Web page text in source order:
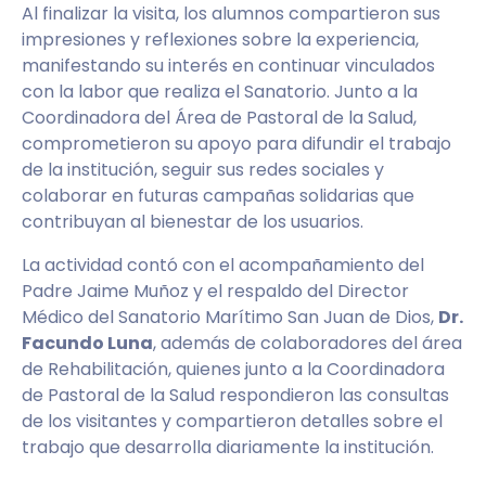
Al finalizar la visita, los alumnos compartieron sus
impresiones y reflexiones sobre la experiencia,
manifestando su interés en continuar vinculados
con la labor que realiza el Sanatorio. Junto a la
Coordinadora del Área de Pastoral de la Salud,
comprometieron su apoyo para difundir el trabajo
de la institución, seguir sus redes sociales y
colaborar en futuras campañas solidarias que
contribuyan al bienestar de los usuarios.
La actividad contó con el acompañamiento del
Padre Jaime Muñoz y el respaldo del Director
Médico del Sanatorio Marítimo San Juan de Dios, Dr.
Facundo Luna, además de colaboradores del área
de Rehabilitación, quienes junto a la Coordinadora
de Pastoral de la Salud respondieron las consultas
de los visitantes y compartieron detalles sobre el
trabajo que desarrolla diariamente la institución.